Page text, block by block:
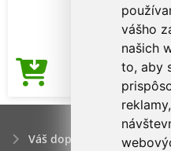
vášho
našich
to, aby
Váš dopyt